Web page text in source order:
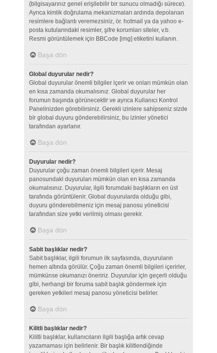
(bilgisayarınız genel erişilebilir bir sunucu olmadığı sürece).
Ayrıca kimlik doğrulama mekanizmaları ardında depolanan
resimlere bağlantı veremezsiniz, ör. hotmail ya da yahoo e-
posta kutularındaki resimler, şifre korumları siteler, v.b.
Resmi görüntülemek için BBCode [img] etiketini kullanın.
Başa dön
Global duyurular nedir?
Global duyurular önemli bilgiler içerir ve onları mümkün olan
en kısa zamanda okumalısınız. Global duyurular her
forumun başında görünecektir ve ayrıca Kullanıcı Kontrol
Panelinizden görebilirsiniz. Gerekli izinlere sahipseniz sizde
bir global duyuru gönderebilirsiniz, bu izinler yönetici
tarafından ayarlanır.
Başa dön
Duyurular nedir?
Duyurular çoğu zaman önemli bilgileri içerir. Mesaj
panosundaki duyuruları mümkün olan en kısa zamanda
okumalısınız. Duyurular, ilgili forumdaki başlıkların en üst
tarafında görüntülenir. Global duyurularda olduğu gibi,
duyuru gönderebilmeniz için mesaj panosu yöneticisi
tarafından size yetki verilmiş olması gerekir.
Başa dön
Sabit başlıklar nedir?
Sabit başlıklar, ilgili forumun ilk sayfasında, duyuruların
hemen altında görülür. Çoğu zaman önemli bilgileri içerirler,
mümkünse okumanızı öneririz. Duyurular için geçerli olduğu
gibi, herhangi bir foruma sabit başlık göndermek için
gereken yetkileri mesaj panosu yöneticisi belirler.
Başa dön
Kilitli başlıklar nedir?
Kilitli başlıklar, kullanıcıların ilgili başlığa artık cevap
yazamaması için belirlenir. Bir başlık kilitlendiğinde